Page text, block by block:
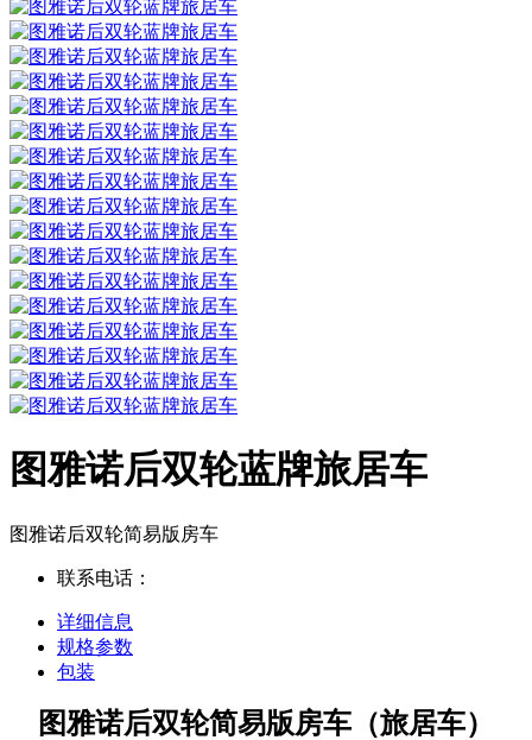
图雅诺后双轮蓝牌旅居车
图雅诺后双轮简易版房车
联系电话：
详细信息
规格参数
包装
图雅诺后双轮简易版房车（旅居车）